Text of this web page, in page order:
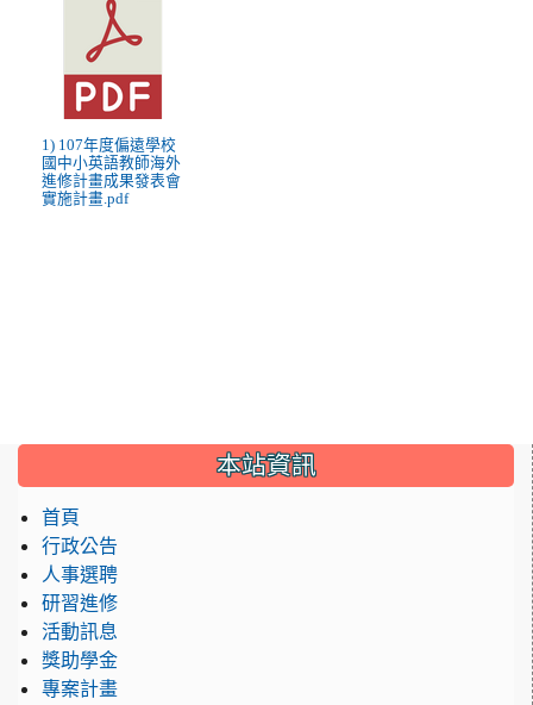
1) 107年度偏遠學校
國中小英語教師海外
進修計畫成果發表會
實施計畫.pdf
::: 本站資訊
首頁
行政公告
人事選聘
研習進修
活動訊息
獎助學金
專案計畫